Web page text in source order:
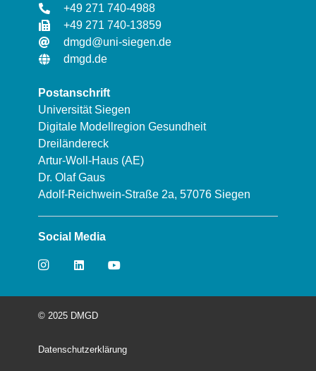
+49 271 740-4988
+49 271 740-13859
dmgd@uni-siegen.de
dmgd.de
Postanschrift
Universität Siegen
Digitale Modellregion Gesundheit
Dreiländereck
Artur-Woll-Haus (AE)
Dr. Olaf Gaus
Adolf-Reichwein-Straße 2a, 57076 Siegen
Social Media
© 2025 DMGD
Datenschutzerklärung